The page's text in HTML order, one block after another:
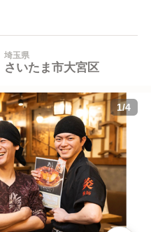
あり、ヒナの孵化から
ープで一貫管理。トレ
大限に引き出すの
」という独自の研修制
力特性・皮目の焼き加
。
使い分け、ガラス張り
臨場感を届けていま
埼玉県
さいたま市大宮区
1/4